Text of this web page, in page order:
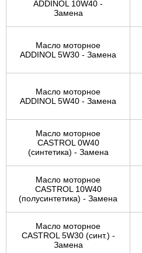
ADDINOL 10W40 -
Замена
Масло моторное
ADDINOL 5W30 - Замена
Масло моторное
ADDINOL 5W40 - Замена
Масло моторное
CASTROL 0W40
(синтетика) - Замена
Масло моторное
CASTROL 10W40
(полусинтетика) - Замена
Масло моторное
CASTROL 5W30 (синт.) -
Замена